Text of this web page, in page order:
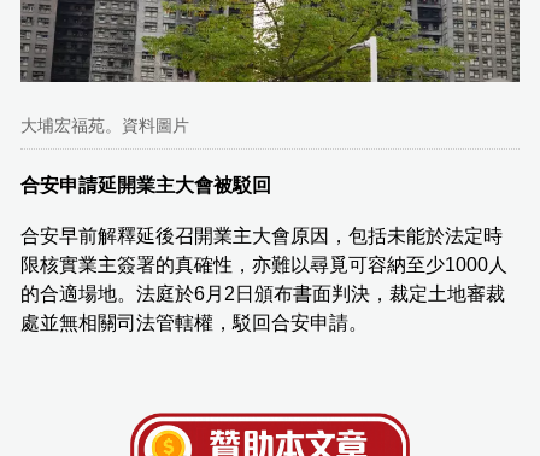
大埔宏福苑。資料圖片
合安申請延開業主大會被駁回
合安早前解釋延後召開業主大會原因，包括未能於法定時
限核實業主簽署的真確性，亦難以尋覓可容納至少1000人
的合適場地。法庭於6月2日頒布書面判決，裁定土地審裁
處並無相關司法管轄權，駁回合安申請。